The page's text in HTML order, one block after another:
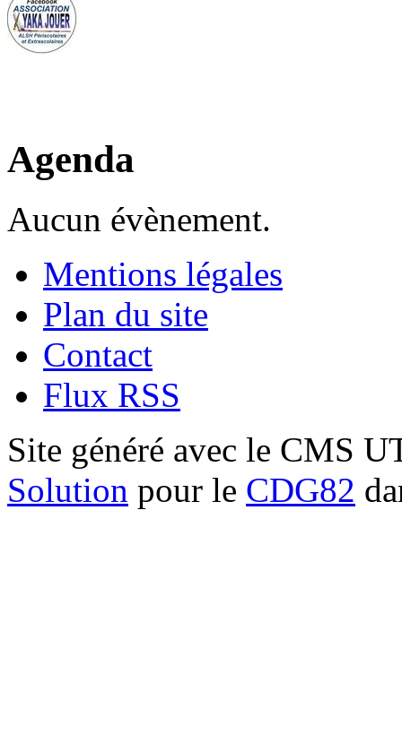
Agenda
Aucun évènement.
Mentions légales
Plan du site
Contact
Flux RSS
Site généré avec le CMS
Solution pour le CDG82